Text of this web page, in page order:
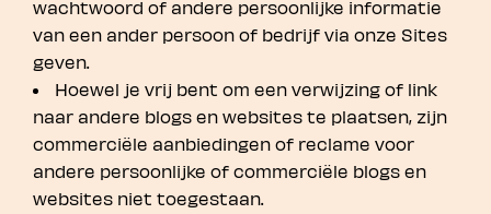
wachtwoord of andere persoonlijke informatie
van een ander persoon of bedrijf via onze Sites
geven.
Hoewel je vrij bent om een verwijzing of link
naar andere blogs en websites te plaatsen, zijn
commerciële aanbiedingen of reclame voor
andere persoonlijke of commerciële blogs en
websites niet toegestaan.